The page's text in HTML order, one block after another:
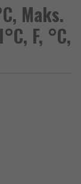
Maks.
F, °C,